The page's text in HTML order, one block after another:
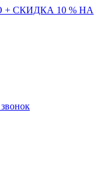
СКИДКА 10 % НА